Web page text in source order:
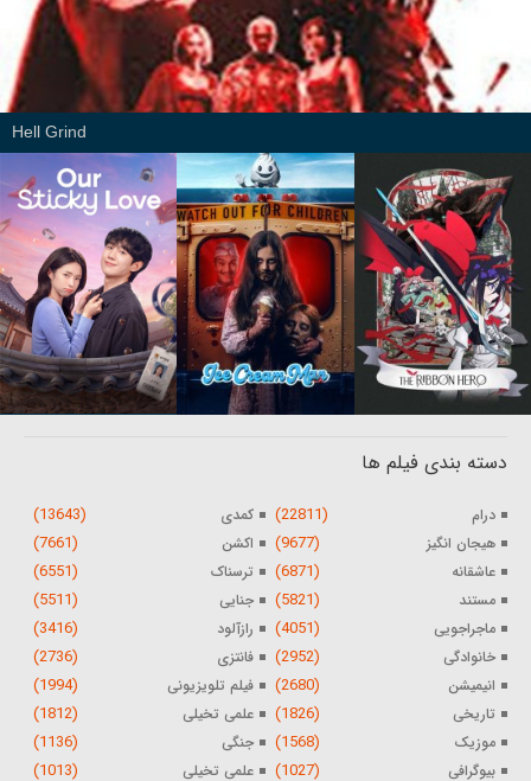
Hell Grind
دسته بندی فیلم ها
درام (22811) کمدی (13643)
هیجان انگیز (9677) اکشن (7661)
عاشقانه (6871) ترسناک (6551)
مستند (5821) جنایی (5511)
ماجراجویی (4051) رازآلود (3416)
خانوادگی (2952) فانتزی (2736)
انیمیشن (2680) فیلم تلویزیونی (1994)
تاریخی (1826) علمی تخیلی (1812)
موزیک (1568) جنگی (1136)
بیوگرافی (1027) علمی تخیلی (1013)